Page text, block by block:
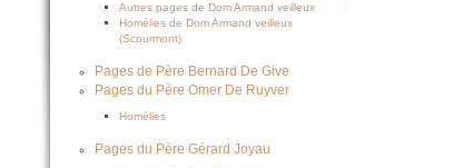
Autres pages de Dom Armand veilleux
Homélies de Dom Armand veilleux
(Scourmont)
Pages de Père Bernard De Give
Pages du Père Omer De Ruyver
Homélies
Pages du Père Gérard Joyau